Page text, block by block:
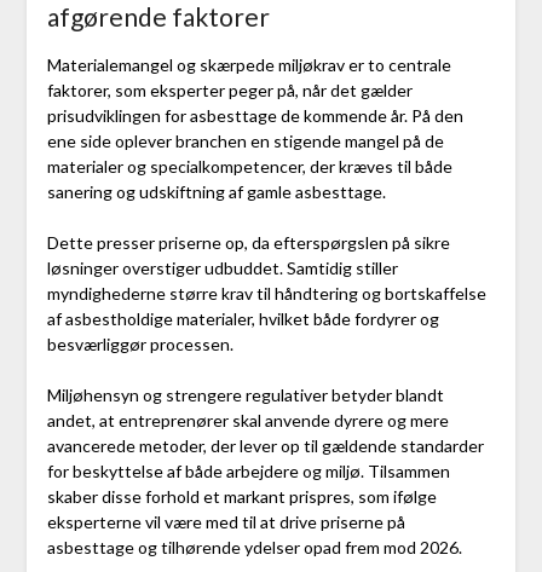
afgørende faktorer
Materialemangel og skærpede miljøkrav er to centrale
faktorer, som eksperter peger på, når det gælder
prisudviklingen for asbesttage de kommende år. På den
ene side oplever branchen en stigende mangel på de
materialer og specialkompetencer, der kræves til både
sanering og udskiftning af gamle asbesttage.
Dette presser priserne op, da efterspørgslen på sikre
løsninger overstiger udbuddet. Samtidig stiller
myndighederne større krav til håndtering og bortskaffelse
af asbestholdige materialer, hvilket både fordyrer og
besværliggør processen.
Miljøhensyn og strengere regulativer betyder blandt
andet, at entreprenører skal anvende dyrere og mere
avancerede metoder, der lever op til gældende standarder
for beskyttelse af både arbejdere og miljø. Tilsammen
skaber disse forhold et markant prispres, som ifølge
eksperterne vil være med til at drive priserne på
asbesttage og tilhørende ydelser opad frem mod 2026.